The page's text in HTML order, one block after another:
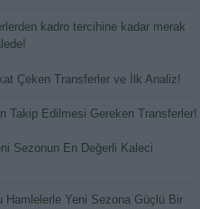
kadro tercihine kadar merak
Çeken Transferler ve İlk Analiz!
Takip Edilmesi Gereken Transferler!
Sezonun En Değerli Kaleci
Hamlelerle Yeni Sezona Güçlü Bir